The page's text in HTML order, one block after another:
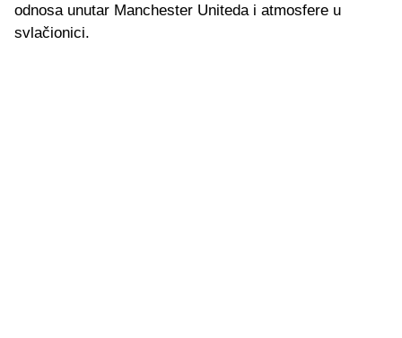
odnosa unutar Manchester Uniteda i atmosfere u
svlačionici.